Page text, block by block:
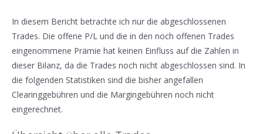
In diesem Bericht betrachte ich nur die abgeschlossenen
Trades. Die offene P/L und die in den noch offenen Trades
eingenommene Prämie hat keinen Einfluss auf die Zahlen in
dieser Bilanz, da die Trades noch nicht abgeschlossen sind. In
die folgenden Statistiken sind die bisher angefallen
Clearinggebühren und die Margingebühren noch nicht
eingerechnet.